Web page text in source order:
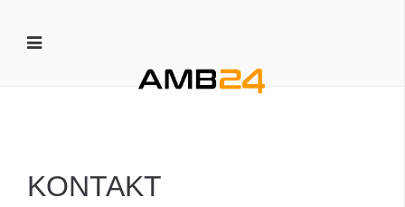
KONTAKT